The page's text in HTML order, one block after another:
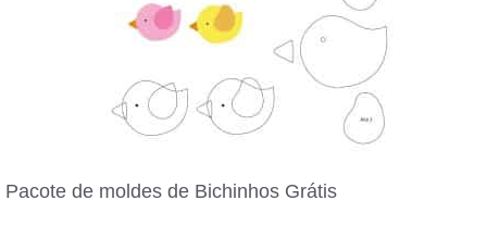
Pacote de moldes de Bichinhos Grátis